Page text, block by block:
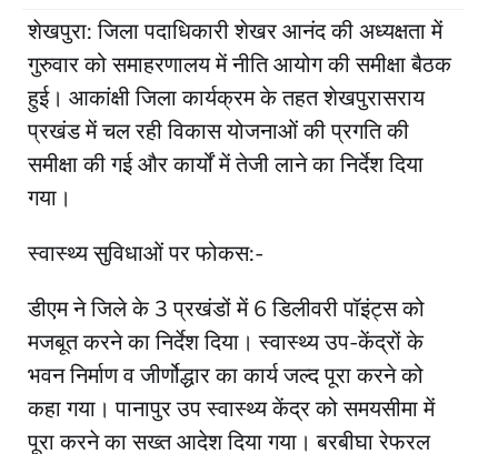
शेखपुरा: जिला पदाधिकारी शेखर आनंद की अध्यक्षता में
गुरुवार को समाहरणालय में नीति आयोग की समीक्षा बैठक
हुई। आकांक्षी जिला कार्यक्रम के तहत शेखपुरासराय
प्रखंड में चल रही विकास योजनाओं की प्रगति की
समीक्षा की गई और कार्यों में तेजी लाने का निर्देश दिया
गया।
स्वास्थ्य सुविधाओं पर फोकस:-
डीएम ने जिले के 3 प्रखंडों में 6 डिलीवरी पॉइंट्स को
मजबूत करने का निर्देश दिया। स्वास्थ्य उप-केंद्रों के
भवन निर्माण व जीर्णोद्धार का कार्य जल्द पूरा करने को
कहा गया। पानापुर उप स्वास्थ्य केंद्र को समयसीमा में
पूरा करने का सख्त आदेश दिया गया। बरबीघा रेफरल